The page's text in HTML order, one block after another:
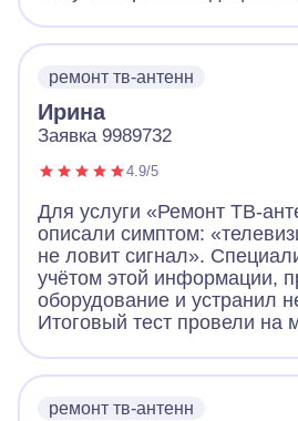
ремонт тв-антенн
Ирина
Заявка 9989732
4.9/5
Для услуги «Ремонт ТВ-
описали симптом:
не ловит сигнал».
учётом этой информации,
оборудование и устранил
Итоговый тест провели на
ремонт тв-антенн